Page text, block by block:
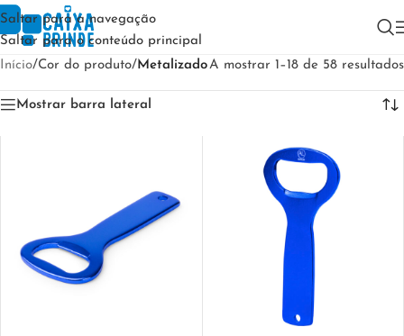
Saltar para a navegação
Saltar para o conteúdo principal
Início/Cor do produto/MetalizadoA mostrar 1–18 de 58 resultados
Mostrar barra lateral